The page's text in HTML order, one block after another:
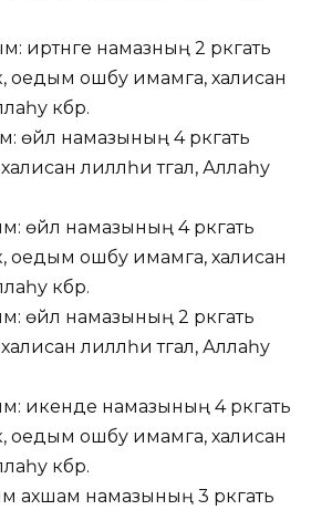
иртәнге намазның 2 рәкәгать
оедым ошбу имамга, халисан
әкбәр.
өйлә намазының 4 рәкәгать
халисан лилләһи тәгалә, Аллаһу
өйлә намазының 4 рәкәгать
оедым ошбу имамга, халисан
әкбәр.
өйлә намазының 2 рәкәгать
халисан лилләһи тәгалә, Аллаһу
икенде намазының 4 рәкәгать
оедым ошбу имамга, халисан
әкбәр.
ахшам намазының 3 рәкәгать